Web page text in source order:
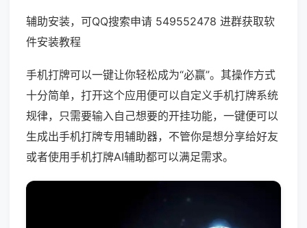
辅助安装，可QQ搜索申请 549552478 进群获取软
件安装教程
手机打牌可以一键让你轻松成为“必赢”。其操作方式
十分简单，打开这个应用便可以自定义手机打牌系统
规律，只需要输入自己想要的开挂功能，一键便可以
生成出手机打牌专用辅助器，不管你是想分享给好友
或者使用手机打牌AI辅助都可以满足需求。